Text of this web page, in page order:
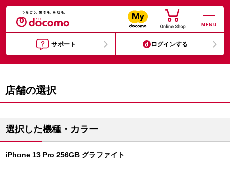
MENU
サポート ログインする
店舗の選択
選択した機種・カラー
iPhone 13 Pro 256GB グラファイト